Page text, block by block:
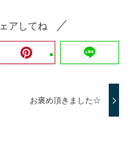
アしてね
お褒め頂きました☆